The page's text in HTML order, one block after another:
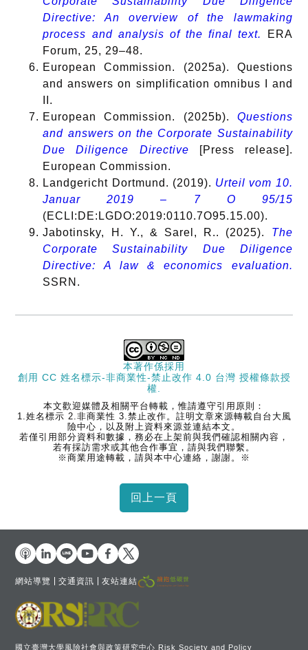
Directive: An overview of the lawmaking
process and analysis of the final text.
ERA
Forum, 25, 29–48.
European Commission. (2025a). Questions
and answers on simplification omnibus I and
II.
European Commission. (2025b). Questions
and answers on the Corporate Sustainability
Due Diligence Directive [Press release].
European Commission.
Landgericht Dortmund. (2019). Urteil vom 10.
Januar 2019 – 7 O 95/15
(ECLI:DE:LGDO:2019:0110.7O95.15.00).
Jabotinsky, H. Y., & Sarel, R.. (2025). The
Corporate Sustainability Due Diligence
Directive: A law & economics evaluation.
SSRN.
本著作係採用
創用 CC 姓名標示-非商業性-禁止改作 4.0 台灣 授權條款授
權.
本文歡迎媒體及相關平台轉載，惟請遵守引用原則：
1.姓名標示 2.非商業性 3.禁止改作。註明文章來源轉載自台大風
險中心，以及附上資料來源並連結本文。
若僅引用部分資料和數據，務必在上架前與我們確認相關內容，
若有採訪需求或其他合作事宜，請與我們聯繫。
※商業用途轉載，請與本中心連絡，謝謝。※
國立臺灣大學風險社會與政策研究中心 Risk Society and Policy
網站導覽 交通資訊 友站連結